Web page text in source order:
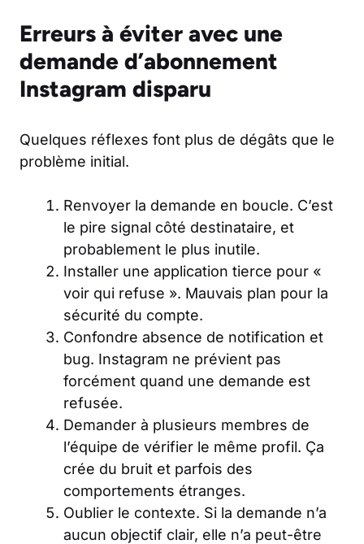
Erreurs à éviter avec une
demande d’abonnement
Instagram disparu
Quelques réflexes font plus de dégâts que le
problème initial.
Renvoyer la demande en boucle. C’est
le pire signal côté destinataire, et
probablement le plus inutile.
Installer une application tierce pour «
voir qui refuse ». Mauvais plan pour la
sécurité du compte.
Confondre absence de notification et
bug. Instagram ne prévient pas
forcément quand une demande est
refusée.
Demander à plusieurs membres de
l’équipe de vérifier le même profil. Ça
crée du bruit et parfois des
comportements étranges.
Oublier le contexte. Si la demande n’a
aucun objectif clair, elle n’a peut-être